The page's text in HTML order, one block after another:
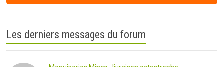
Les derniers messages du forum